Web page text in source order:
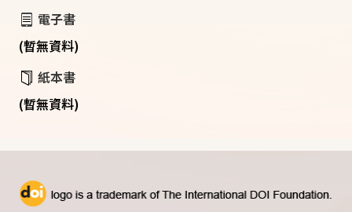
電子書
(暫無資料)
紙本書
(暫無資料)